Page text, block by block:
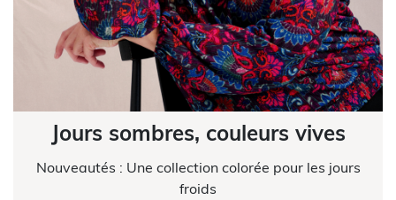
Jours sombres, couleurs vives
Nouveautés : Une collection colorée pour les jours
froids